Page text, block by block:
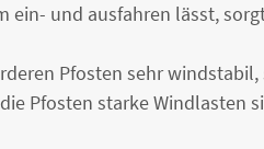
ein- und ausfahren lässt,
Pfosten sehr
Pfosten starke Windlasten